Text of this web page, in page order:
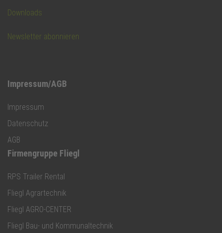
Downloads
Newsletter abonnieren
Impressum/AGB
Impressum
Datenschutz
AGB
Firmengruppe Fliegl
RPS Trailer Rental
Fliegl Agrartechnik
Fliegl AGRO-CENTER
Fliegl Bau- und Kommunaltechnik